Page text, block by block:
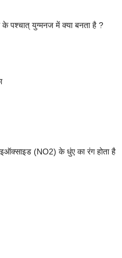
के पश्चात् युग्मनज में क्या बनता है ?
(NO2) के धुंए का रंग होता है